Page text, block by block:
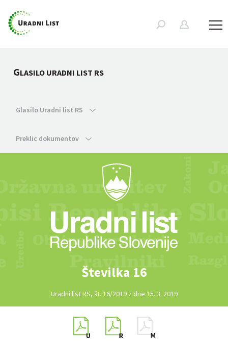
GLASILO URADNI LIST RS
Glasilo Uradni list RS
Preklic dokumentov
Številka 16
Uradni list RS, št. 16/2019 z dne 15. 3. 2019